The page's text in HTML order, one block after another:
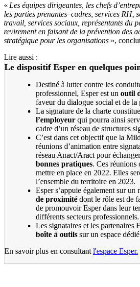
« Les équipes dirigeantes, les chefs
les parties prenantes–cadres, services RH,
travail, services sociaux, représentants du
revirement en faisant de la prévention des
stratégique pour les organisations »,
Lire aussi :
Le dispositif Esper en quelques
Destiné à lutter contre les
professionnel, Esper est un outil
faveur du dialogue social et de la
La signature de la charte constitue
l’employeur qui pourra ainsi
cadre d’un réseau de structures
C’est dans cet objectif que la
réunions d’animation entre
réseau Anact/Aract pour
bonnes pratiques. Ces réunions
mettre en place en 2022. Elles
l’ensemble du territoire en 2023.
Esper s’appuie également sur un
de proximité dont le rôle est de
de promouvoir Esper dans leur
différents secteurs professionnels.
Les signataires et les partenaires
boîte à outils sur un espace
En savoir plus en consultant l'espace Esper.